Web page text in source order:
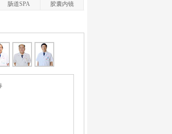
肠道SPA
胶囊内镜